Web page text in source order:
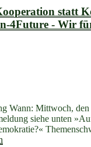
statt
4Future - Wir
Wann: Mittwoch,
siehe unten